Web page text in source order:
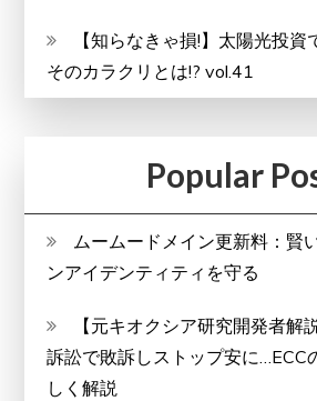
【知らなきゃ損!】太陽光投資
そのカラクリとは!? vol.41
Popular
ムームードメイン更新料：賢
ンアイデンティティを守る
【元キオクシア研究開発者解
訴訟で敗訴しストップ安に…ECC
しく解説